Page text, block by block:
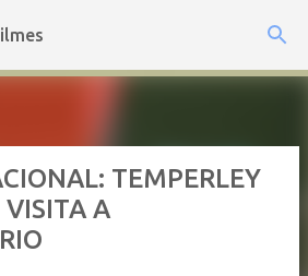
contenido principal
TEMPERLEY
VISITA A